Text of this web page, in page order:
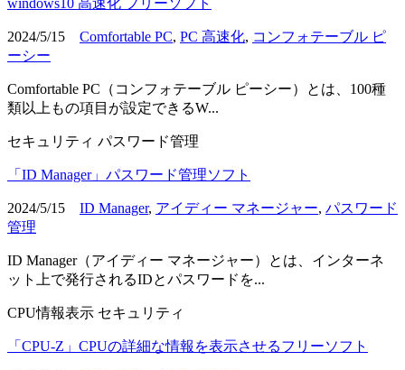
2024/5/15 Comfortable PC, PC 高速化, コンフォテーブル ピ
ーシー
Comfortable PC（コンフォテーブル ピーシー）とは、100種
類以上もの項目が設定できるW...
セキュリティ パスワード管理
「ID Manager」パスワード管理ソフト
2024/5/15 ID Manager, アイディー マネージャー, パスワード
管理
ID Manager（アイディー マネージャー）とは、インターネ
ット上で発行されるIDとパスワードを...
CPU情報表示 セキュリティ
「CPU-Z」CPUの詳細な情報を表示させるフリーソフト